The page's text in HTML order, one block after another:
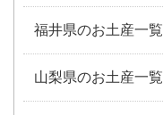
福井県のお土産一覧
山梨県のお土産一覧